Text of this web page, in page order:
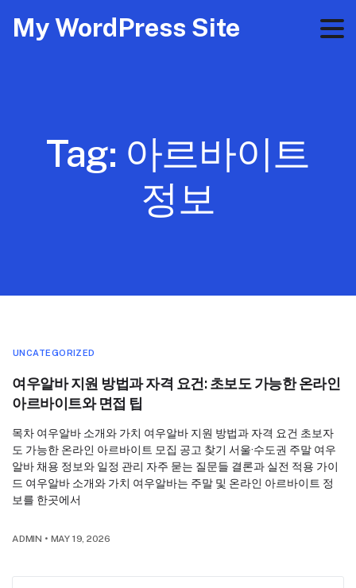
My WordPress Site
Tag: 아르바이트
정보
UNCATEGORIZED
여우알바 지원 방법과 자격 요건: 초보도 가능한 온라인
아르바이트와 면접 팁
목차 여우알바 소개와 가치 여우알바 지원 방법과 자격 요건 초보자
도 가능한 온라인 아르바이트 모집 공고 찾기 서울·수도권 주말 여우
알바 채용 정보와 일정 관리 자주 묻는 질문들 결론과 실전 적용 가이
드 여우알바 소개와 가치 여우알바는 주말 및 온라인 아르바이트 정
보를 한곳에서
ADMIN • MAY 19, 2026